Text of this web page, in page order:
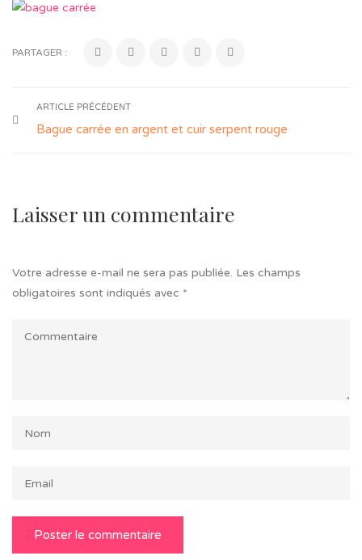
PARTAGER :
ARTICLE PRÉCÉDENT
Bague carrée en argent et cuir serpent rouge
Laisser un commentaire
Votre adresse e-mail ne sera pas publiée. Les champs
obligatoires sont indiqués avec *